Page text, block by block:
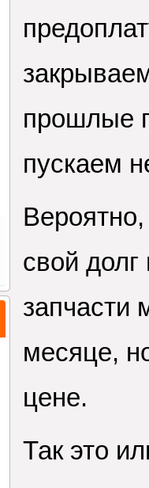
прошлые
пускаем
свой
месяце,
цене.
Так это